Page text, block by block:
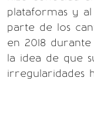
plataformas y
parte de los
en 2018
la idea de que
irregularidades